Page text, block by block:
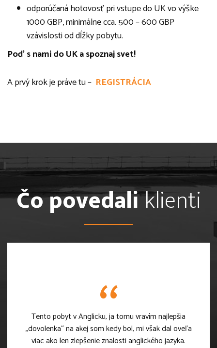
odporúčaná hotovosť pri vstupe do UK vo výške
1000 GBP, minimálne cca. 500 – 600 GBP
vzávislosti od dĺžky pobytu.
Poď s nami do UK a spoznaj svet!
A prvý krok je práve tu – REGISTRÁCIA
Čo povedaliklienti
Tento pobyt v Anglicku, ja tomu vravím najlepšia
„dovolenka“ na akej som kedy bol, mi však dal oveľa
viac ako len zlepšenie znalosti anglického jazyka.